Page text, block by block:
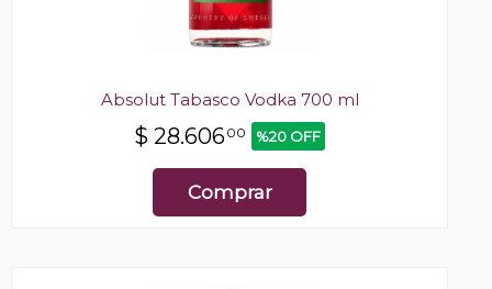
Absolut Tabasco Vodka 700 ml
$ 28.60600 %20 OFF
Comprar